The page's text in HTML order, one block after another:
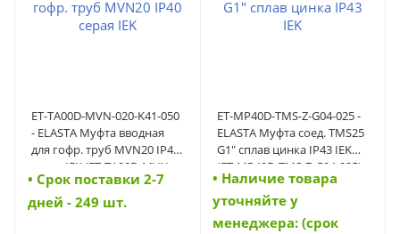
ET-TA00D-MVN-020-K41-050
- ELASTA Муфта вводная
для гофр. труб MVN20 IP40
серая IEK (ET-TA00D-MVN-
020-K41-050)
• Cрок поставки 2-7
дней - 249 шт.
ET-MP40D-TMS-Z-G04-025 -
ELASTA Муфта соед. TMS25
G1" сплав цинка IP43 IEK
(ET-MP40D-TMS-Z-G04-025)
• Наличие товара
уточняйте у
менеджера: (срок